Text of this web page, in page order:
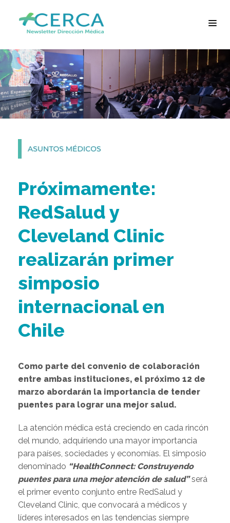
Próximamente:
RedSalud y
Cleveland Clinic
realizarán primer
simposio
internacional en
Chile
Como parte del convenio de colaboración
entre ambas instituciones, el próximo 12 de
marzo abordarán la importancia de tender
puentes para lograr una mejor salud.
La atención médica está creciendo en cada rincón
del mundo, adquiriendo una mayor importancia
para países, sociedades y economías. El simposio
denominado “HealthConnect: Construyendo
puentes para una mejor atención de salud”será
el primer evento conjunto entre RedSalud y
Cleveland Clinic, que convocará a médicos y
líderes interesados en las tendencias siempre